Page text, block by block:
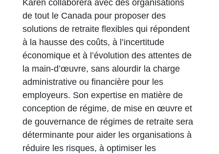
Karen collaborera avec des organisations
de tout le Canada pour proposer des
solutions de retraite flexibles qui répondent
à la hausse des coûts, à l’incertitude
économique et à l’évolution des attentes de
la main-d’œuvre, sans alourdir la charge
administrative ou financière pour les
employeurs. Son expertise en matière de
conception de régime, de mise en œuvre et
de gouvernance de régimes de retraite sera
déterminante pour aider les organisations à
réduire les risques, à optimiser les